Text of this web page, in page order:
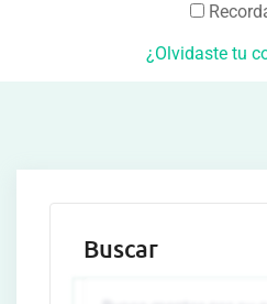
¿Olvidaste tu
Buscar